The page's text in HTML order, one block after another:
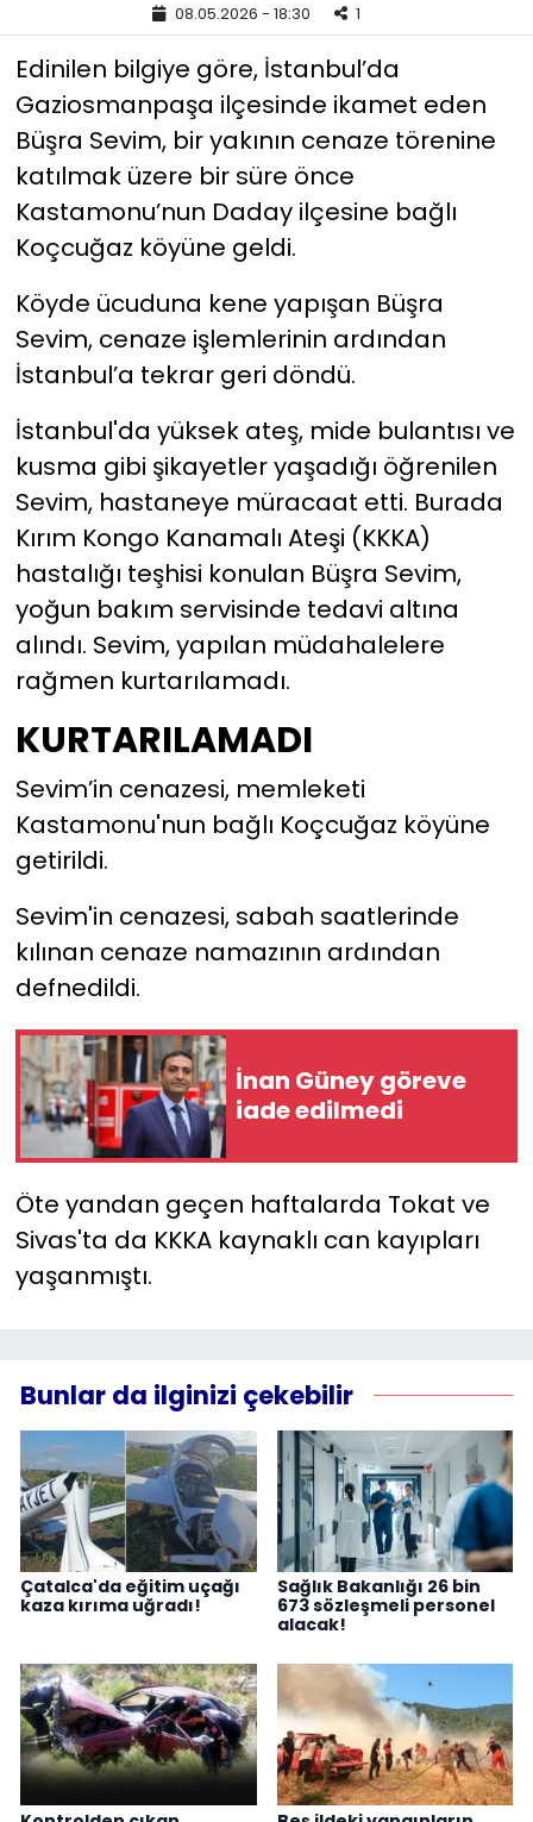
08.05.2026 - 18:30 1
Edinilen bilgiye göre, İstanbul’da
Gaziosmanpaşa ilçesinde ikamet eden
Büşra Sevim, bir yakının cenaze törenine
katılmak üzere bir süre önce
Kastamonu’nun Daday ilçesine bağlı
Koçcuğaz köyüne geldi.
Köyde ücuduna kene yapışan Büşra
Sevim, cenaze işlemlerinin ardından
İstanbul’a tekrar geri döndü.
İstanbul'da yüksek ateş, mide bulantısı ve
kusma gibi şikayetler yaşadığı öğrenilen
Sevim, hastaneye müracaat etti. Burada
Kırım Kongo Kanamalı Ateşi (KKKA)
hastalığı teşhisi konulan Büşra Sevim,
yoğun bakım servisinde tedavi altına
alındı. Sevim, yapılan müdahalelere
rağmen kurtarılamadı.
KURTARILAMADI
Sevim’in cenazesi, memleketi
Kastamonu'nun bağlı Koçcuğaz köyüne
getirildi.
Sevim'in cenazesi, sabah saatlerinde
kılınan cenaze namazının ardından
defnedildi.
İnan Güney göreve
iade edilmedi
Öte yandan geçen haftalarda Tokat ve
Sivas'ta da KKKA kaynaklı can kayıpları
yaşanmıştı.
Bunlar da ilginizi çekebilir
Çatalca'da eğitim uçağı
kaza kırıma uğradı!
Sağlık Bakanlığı 26 bin
673 sözleşmeli personel
alacak!
SPOR
TEKNOLOJİ
Yaşam
YEREL POLİTİKA
Yurt